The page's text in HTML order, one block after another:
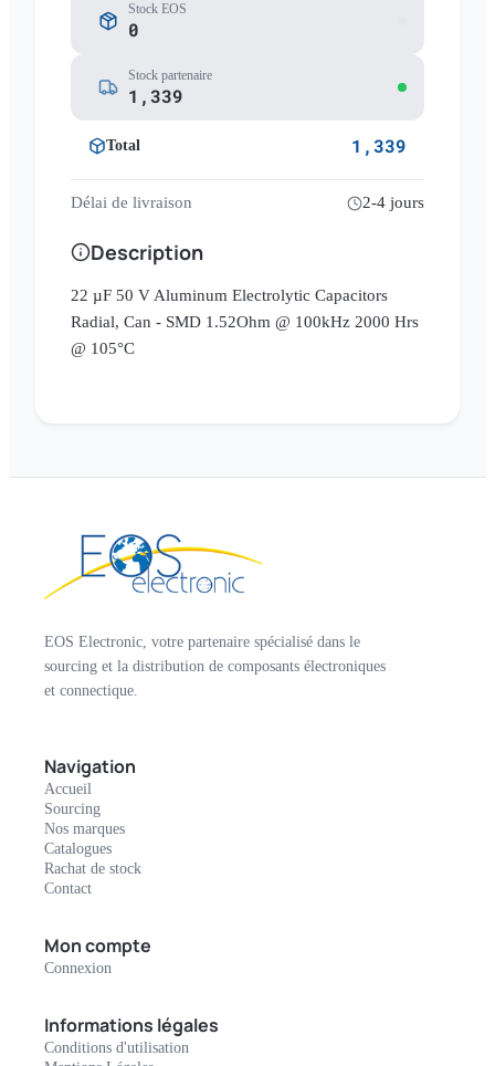
Stock EOS
0
Stock partenaire
1,339
Total 1,339
Délai de livraison 2-4 jours
Description
22 µF 50 V Aluminum Electrolytic Capacitors
Radial, Can - SMD 1.52Ohm @ 100kHz 2000 Hrs
@ 105°C
EOS Electronic, votre partenaire spécialisé dans le
sourcing et la distribution de composants électroniques
et connectique.
Navigation
Accueil
Sourcing
Nos marques
Catalogues
Rachat de stock
Contact
Mon compte
Connexion
Informations légales
Conditions d'utilisation